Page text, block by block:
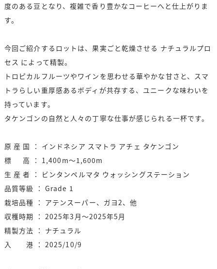
度のある豆となり、複雑で香り豊かなコーヒーへと仕上がりま
す。
今回ご紹介するロットは、果実ごと乾燥させる ナチュラルプロ
セス によって精製。
トロピカルフルーツやワインを思わせる華やかな甘さと、スマ
トラらしい重厚感あるボディが共存する、ユニークな味わいを
持っています。
タケンゴンの自然と人々の丁寧な仕事が感じられる一杯です。
原 産 国 ： インドネシア スマトラ アチェ タケンゴン
標 高 ： 1,400m～1,600m
生 産 者 ： ビンタンペルマタ ウォッシングステーション
品質等級 ： Grade 1
栽培品種 ： アテンスーパー、ガヨ2、他
収穫時期 ： 2025年3月～2025年5月
精製方法 ： ナチュラル
入 港 ： 2025/10/9